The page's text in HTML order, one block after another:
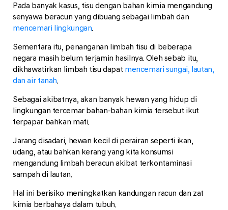
Pada banyak kasus, tisu dengan bahan kimia mengandung
senyawa beracun yang dibuang sebagai limbah dan
mencemari lingkungan.
Sementara itu, penanganan limbah tisu di beberapa
negara masih belum terjamin hasilnya. Oleh sebab itu,
dikhawatirkan limbah tisu dapat mencemari sungai, lautan,
dan air tanah.
Sebagai akibatnya, akan banyak hewan yang hidup di
lingkungan tercemar bahan-bahan kimia tersebut ikut
terpapar bahkan mati.
Jarang disadari, hewan kecil di perairan seperti ikan,
udang, atau bahkan kerang yang kita konsumsi
mengandung limbah beracun akibat terkontaminasi
sampah di lautan.
Hal ini berisiko meningkatkan kandungan racun dan zat
kimia berbahaya dalam tubuh.